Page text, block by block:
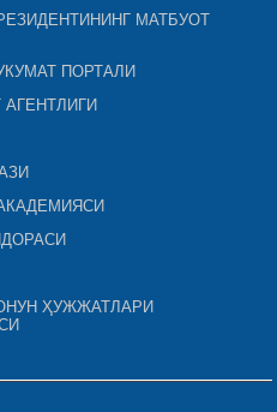
МАТБУОТ
ПОРТАЛИ
ҲУЖЖАТЛАРИ